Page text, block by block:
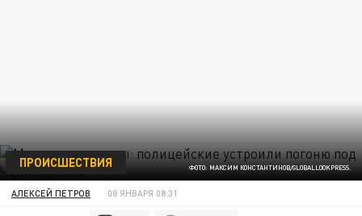
ФОТО: МАКСИМ КОНСТАНТИНОВ/GLOBALLOOKPRESS.
ПРОИСШЕСТВИЯ
АЛЕКСЕЙ ПЕТРОВ 08 ЯНВАРЯ 08:31